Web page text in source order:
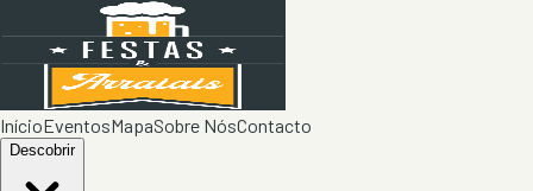
InícioEventosMapaSobre NósContacto
Descobrir